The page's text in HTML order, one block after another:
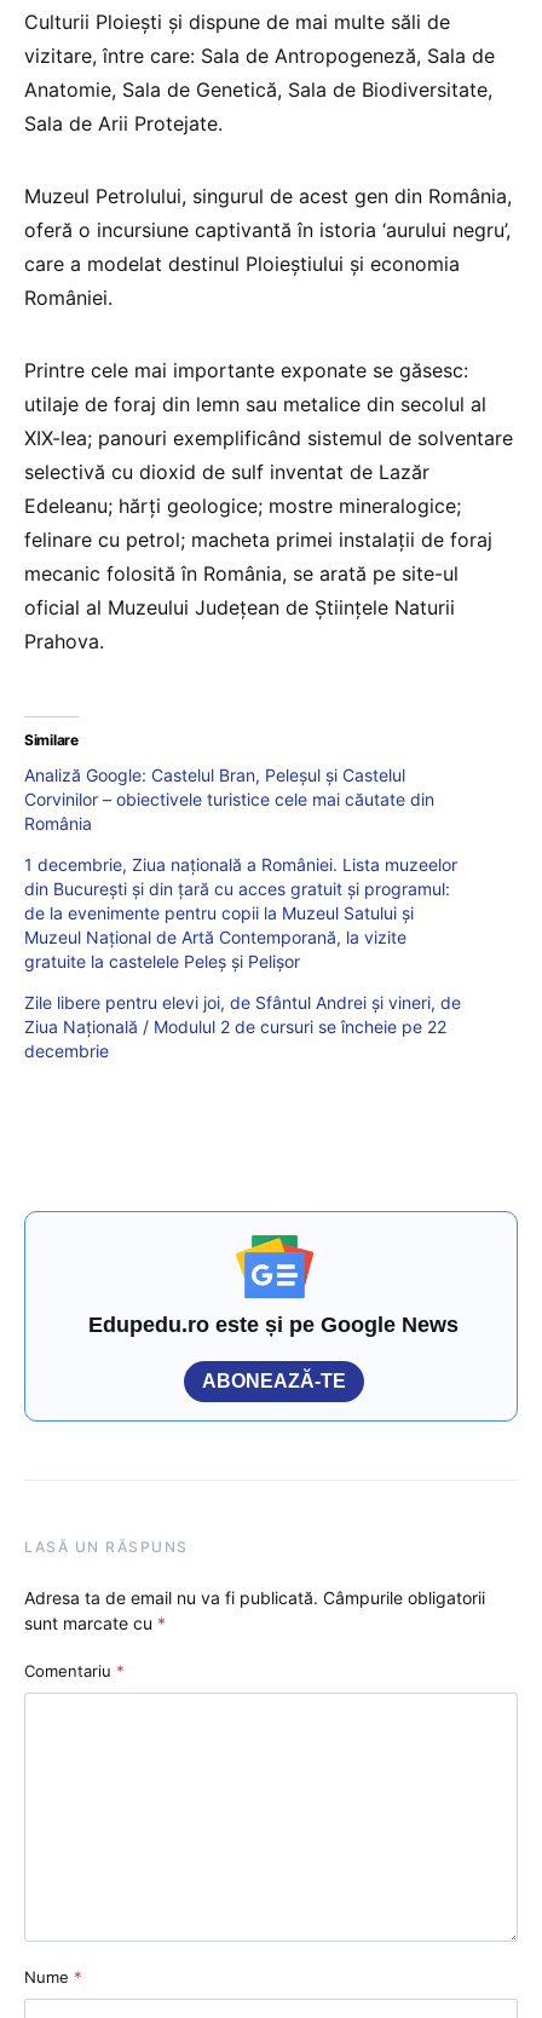
Culturii Ploiești și dispune de mai multe săli de
vizitare, între care: Sala de Antropogeneză, Sala de
Anatomie, Sala de Genetică, Sala de Biodiversitate,
Sala de Arii Protejate.
Muzeul Petrolului, singurul de acest gen din România,
oferă o incursiune captivantă în istoria ‘aurului negru’,
care a modelat destinul Ploieștiului și economia
României.
Printre cele mai importante exponate se găsesc:
utilaje de foraj din lemn sau metalice din secolul al
XIX-lea; panouri exemplificând sistemul de solventare
selectivă cu dioxid de sulf inventat de Lazăr
Edeleanu; hărți geologice; mostre mineralogice;
felinare cu petrol; macheta primei instalații de foraj
mecanic folosită în România, se arată pe site-ul
oficial al Muzeului Județean de Științele Naturii
Prahova.
Similare
Analiză Google: Castelul Bran, Peleşul şi Castelul
Corvinilor – obiectivele turistice cele mai căutate din
România
1 decembrie, Ziua națională a României. Lista muzeelor
din București și din țară cu acces gratuit și programul:
de la evenimente pentru copii la Muzeul Satului și
Muzeul Național de Artă Contemporană, la vizite
gratuite la castelele Peleș și Pelișor
Zile libere pentru elevi joi, de Sfântul Andrei și vineri, de
Ziua Națională / Modulul 2 de cursuri se încheie pe 22
decembrie
Edupedu.ro este și pe Google News
ABONEAZĂ-TE
LASĂ UN RĂSPUNS
Adresa ta de email nu va fi publicată. Câmpurile obligatorii
sunt marcate cu *
Comentariu *
Nume *